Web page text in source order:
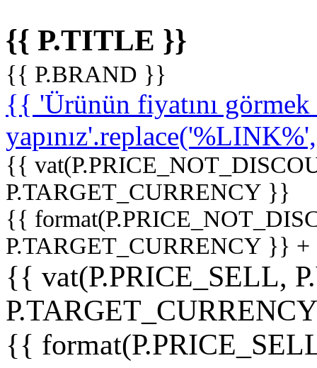
{{ P.TITLE }}
{{ P.BRAND }}
{{ 'Ürünün fiyatını
{{
P.TARGET_CURRENCY }}
{{
P.TARGET_CURRENCY }}
{{ vat(P.PRICE_SELL,
{{